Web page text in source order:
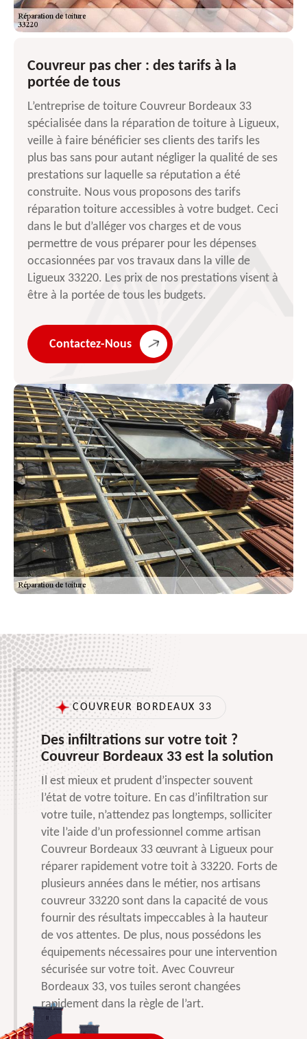
Couvreur pas cher : des tarifs à la
portée de tous
L’entreprise de toiture Couvreur Bordeaux 33
spécialisée dans la réparation de toiture à Ligueux,
veille à faire bénéficier ses clients des tarifs les
plus bas sans pour autant négliger la qualité de ses
prestations sur laquelle sa réputation a été
construite. Nous vous proposons des tarifs
réparation toiture accessibles à votre budget. Ceci
dans le but d’alléger vos charges et de vous
permettre de vous préparer pour les dépenses
occasionnées par vos travaux dans la ville de
Ligueux 33220. Les prix de nos prestations visent à
être à la portée de tous les budgets.
Contactez-Nous
COUVREUR BORDEAUX 33
Des infiltrations sur votre toit ?
Couvreur Bordeaux 33 est la solution
Il est mieux et prudent d’inspecter souvent
l’état de votre toiture. En cas d’infiltration sur
votre tuile, n’attendez pas longtemps, solliciter
vite l’aide d’un professionnel comme artisan
Couvreur Bordeaux 33 œuvrant à Ligueux pour
réparer rapidement votre toit à 33220. Forts de
plusieurs années dans le métier, nos artisans
couvreur 33220 sont dans la capacité de vous
fournir des résultats impeccables à la hauteur
de vos attentes. De plus, nous possédons les
équipements nécessaires pour une intervention
sécurisée sur votre toit. Avec Couvreur
Bordeaux 33, vos tuiles seront changées
rapidement dans la règle de l’art.